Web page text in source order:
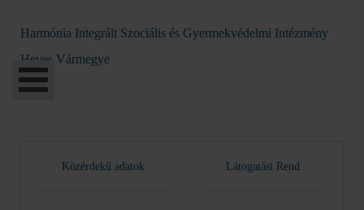
Harmónia Integrált Szociális és Gyermekvédelmi Intézmény
Heves Vármegye
Közérdekű adatok Látogatási Rend